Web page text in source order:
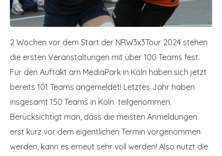
2 Wochen vor dem Start der NRW3x3Tour 2024 stehen
die ersten Veranstaltungen mit über 100 Teams fest.
Für den Auftakt am MediaPark in Köln haben sich jetzt
bereits 101 Teams angemeldet! Letztes Jahr haben
insgesamt 150 Teams in Köln teilgenommen.
Berücksichtigt man, dass die meisten Anmeldungen
erst kurz vor dem eigentlichen Termin vorgenommen
werden, kann es erneut sehr voll werden! Also nutzt die